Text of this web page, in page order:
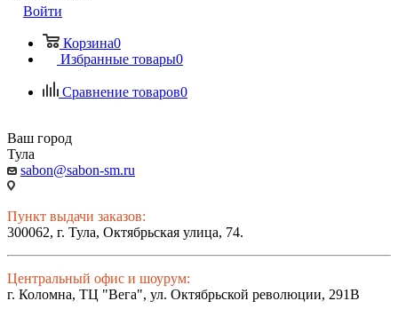
Войти
Корзина0
Избранные товары0
Сравнение товаров0
Ваш город
Тула
sabon@sabon-sm.ru
Пункт выдачи заказов:
300062, г. Тула, Октябрьская улица, 74.
Центральный офис и шоурум:
г. Коломна, ТЦ "Вега", ул. Октябрьской революции, 291В